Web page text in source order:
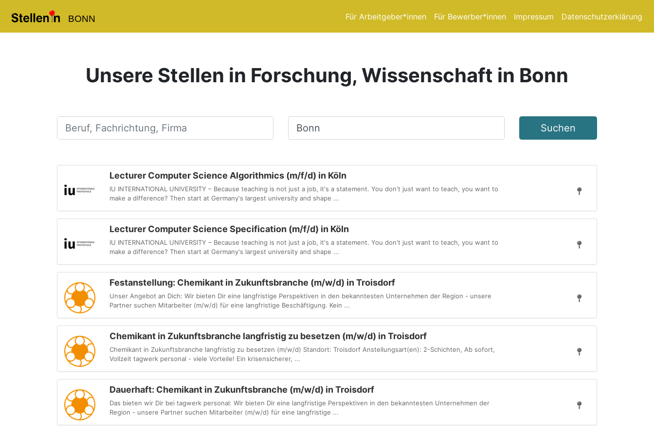
BONN Für Arbeitgeber*innen Für Bewerber*innen Impressum Datenschutzerklärung
Unsere Stellen in Forschung, Wissenschaft in Bonn
Beruf, Fachrichtung, Firma Ort, Stadt Suchen
Lecturer Computer Science Algorithmics (m/f/d) in Köln
IU INTERNATIONAL UNIVERSITY – Because teaching is not just a job, it's a statement. You don't just want to teach, you want to
make a difference? Then start at Germany's largest university and shape ...
Lecturer Computer Science Specification (m/f/d) in Köln
IU INTERNATIONAL UNIVERSITY – Because teaching is not just a job, it's a statement. You don't just want to teach, you want to
make a difference? Then start at Germany's largest university and shape ...
Festanstellung: Chemikant in Zukunftsbranche (m/w/d) in Troisdorf
Unser Angebot an Dich: Wir bieten Dir eine langfristige Perspektiven in den bekanntesten Unternehmen der Region - unsere
Partner suchen Mitarbeiter (m/w/d) für eine langfristige Beschäftigung. Kein ...
Chemikant in Zukunftsbranche langfristig zu besetzen (m/w/d) in Troisdorf
Chemikant in Zukunftsbranche langfristig zu besetzen (m/w/d) Standort: Troisdorf Anstellungsart(en): 2-Schichten, Ab sofort,
Vollzeit tagwerk personal - viele Vorteile! Ein krisensicherer, ...
Dauerhaft: Chemikant in Zukunftsbranche (m/w/d) in Troisdorf
Das bieten wir Dir bei tagwerk personal: Wir bieten Dir eine langfristige Perspektiven in den bekanntesten Unternehmen der
Region - unsere Partner suchen Mitarbeiter (m/w/d) für eine langfristige ...